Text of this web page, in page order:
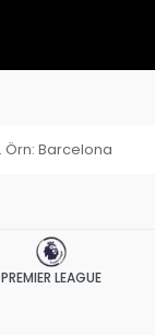
PREMIER LEAGUE